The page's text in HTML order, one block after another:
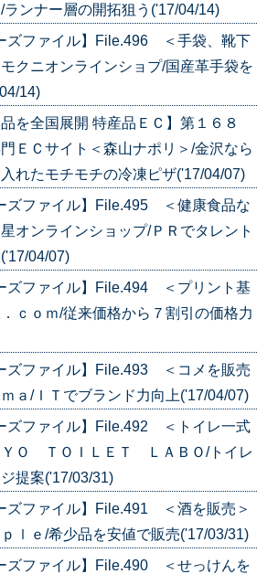
ランナー層の開拓狙う('17/04/14)
ズファイル】File.496 ＜手袋、靴下
クニオンラインショプ/国産革手袋を
14)
品を全国展開 特産品ＥＣ】第１６８
ＥＣサイト＜森山ナポリ＞/金沢なら
れたモチモチの冷凍ピザ('17/04/07)
ズファイル】File.495 ＜健康食品な
オンラインショップ/ＰＲでタレント
04/07)
ズファイル】File.494 ＜プリント基
ｃｏｍ/従来価格から７割引の価格力
ズファイル】File.493 ＜コメを販売
ａ/ＩＴでブランド力向上('17/04/07)
ズファイル】File.492 ＜トイレ一式
ＹＯ ＴＯＩＬＥＴ ＬＡＢＯ/トイレ
提案('17/03/31)
ズファイル】File.491 ＜酒を販売＞
ｌｅ/希少品を安値で販売('17/03/31)
ズファイル】File.490 ＜せっけんを